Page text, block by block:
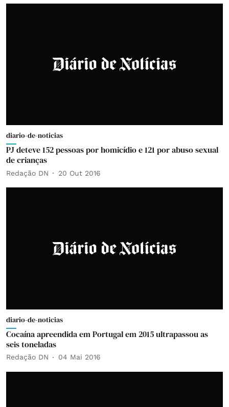
diario-de-noticias
PJ deteve 152 pessoas por homicídio e 121 por abuso sexual
de crianças
Redação DN 20 Out 2016
diario-de-noticias
Cocaína apreendida em Portugal em 2015 ultrapassou as
seis toneladas
Redação DN 04 Mai 2016